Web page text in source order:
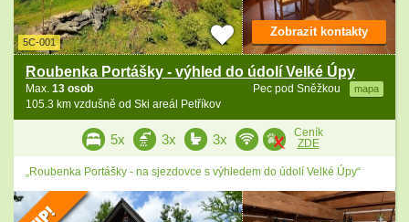
5C-001
Roubenka Portášky - výhled do údolí Velké Úpy
Pec pod Sněžkou mapa
Max. 13 osob
105.3 km vzdušně od Ski areál Petříkov
Zobrazit kontakty
5x 3x 3x
Ceník
ZDE
„Roubenka Portášky - na sjezdovce s výhledem do údolí Velké Úpy“